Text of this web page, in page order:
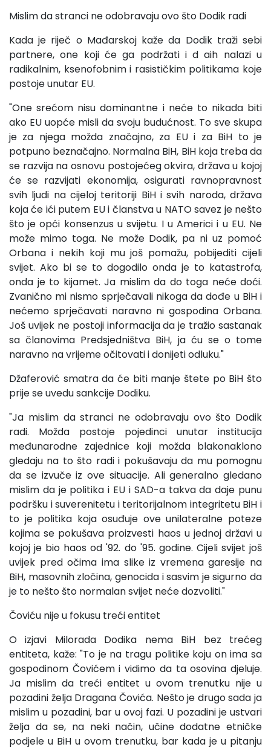
Mislim da stranci ne odobravaju ovo što Dodik radi
Kada je riječ o Mađarskoj kaže da Dodik traži sebi
partnere, one koji će ga podržati i d aih nalazi u
radikalnim, ksenofobnim i rasističkim politikama koje
postoje unutar EU.
"One srećom nisu dominantne i neće to nikada biti
ako EU uopće misli da svoju budućnost. To sve skupa
je za njega možda značajno, za EU i za BiH to je
potpuno beznačajno. Normalna BiH, BiH koja treba da
se razvija na osnovu postojećeg okvira, država u kojoj
će se razvijati ekonomija, osigurati ravnopravnost
svih ljudi na cijeloj teritoriji BiH i svih naroda, država
koja će ići putem EU i članstva u NATO savez je nešto
što je opći konsenzus u svijetu. I u Americi i u EU. Ne
može mimo toga. Ne može Dodik, pa ni uz pomoć
Orbana i nekih koji mu još pomažu, pobijediti cijeli
svijet. Ako bi se to dogodilo onda je to katastrofa,
onda je to kijamet. Ja mislim da do toga neće doći.
Zvanično mi nismo sprječavali nikoga da dođe u BiH i
nećemo sprječavati naravno ni gospodina Orbana.
Još uvijek ne postoji informacija da je tražio sastanak
sa članovima Predsjedništva BiH, ja ću se o tome
naravno na vrijeme očitovati i donijeti odluku."
Džaferović smatra da će biti manje štete po BiH što
prije se uvedu sankcije Dodiku.
"Ja mislim da stranci ne odobravaju ovo što Dodik
radi. Možda postoje pojedinci unutar institucija
međunarodne zajednice koji možda blakonaklono
gledaju na to što radi i pokušavaju da mu pomognu
da se izvuče iz ove situacije. Ali generalno gledano
mislim da je politika i EU i SAD-a takva da daje punu
podršku i suverenitetu i teritorijalnom integritetu BiH i
to je politika koja osuđuje ove unilateralne poteze
kojima se pokušava proizvesti haos u jednoj državi u
kojoj je bio haos od '92. do '95. godine. Cijeli svijet još
uvijek pred očima ima slike iz vremena garesije na
BiH, masovnih zločina, genocida i sasvim je sigurno da
je to nešto što normalan svijet neće dozvoliti."
Čoviću nije u fokusu treći entitet
O izjavi Milorada Dodika nema BiH bez trećeg
entiteta, kaže: "To je na tragu politike koju on ima sa
gospodinom Čovićem i vidimo da ta osovina djeluje.
Ja mislim da treći entitet u ovom trenutku nije u
pozadini želja Dragana Čovića. Nešto je drugo sada ja
mislim u pozadini, bar u ovoj fazi. U pozadini je ustvari
želja da se, na neki način, učine dodatne etničke
podjele u BiH u ovom trenutku, bar kada je u pitanju